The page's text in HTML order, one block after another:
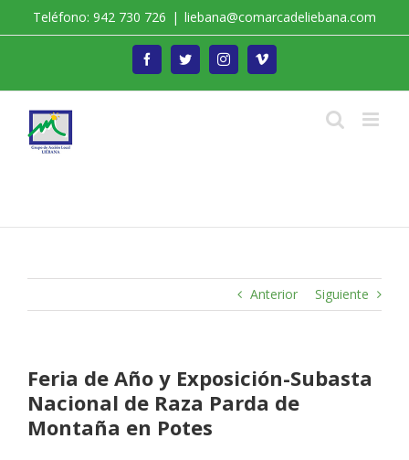
Teléfono: 942 730 726 | liebana@comarcadeliebana.com
FacebookTwitterInstagramVimeo
Anterior Siguiente
Feria de Año y Exposición-Subasta
Nacional de Raza Parda de
Montaña en Potes